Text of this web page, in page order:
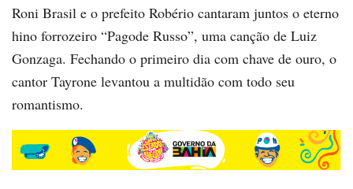
Roni Brasil e o prefeito Robério cantaram juntos o eterno
hino forrozeiro “Pagode Russo”, uma canção de Luiz
Gonzaga. Fechando o primeiro dia com chave de ouro, o
cantor Tayrone levantou a multidão com todo seu
romantismo.